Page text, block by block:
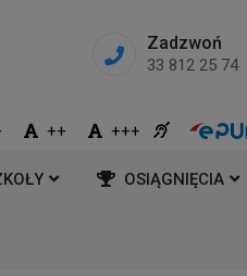
Zadzwoń
33 812 25 74
++ +++
OSIĄGNIĘCIA